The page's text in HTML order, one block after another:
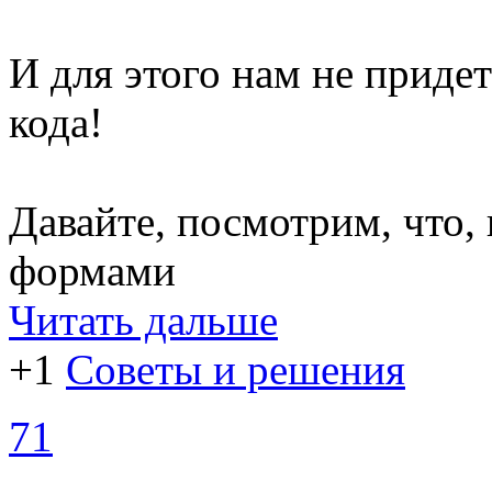
И для этого нам не
кода!
Давайте, посмотрим,
формами
Читать дальше
+1 Советы и решения
71